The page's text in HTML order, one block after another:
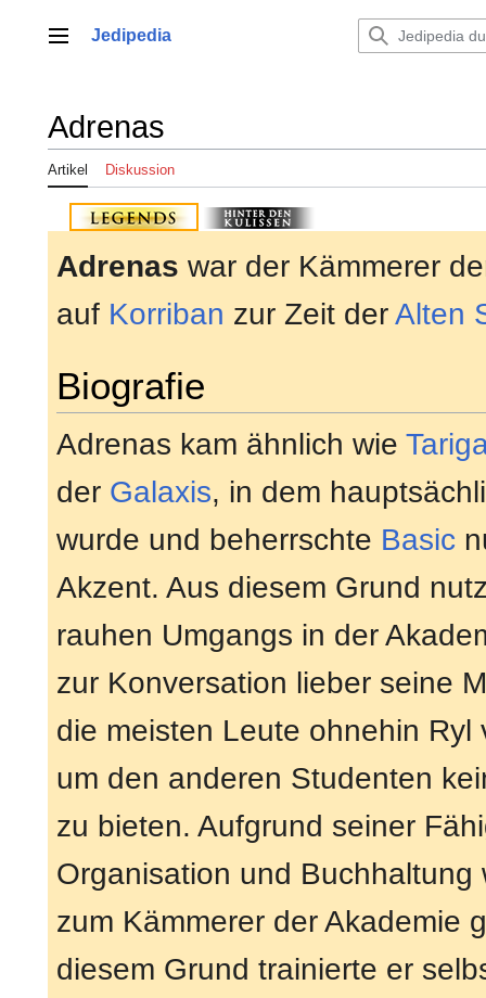
springenHauptmenü
Jedipedia
Adrenas
Artikel Diskussion
Adrenas war der Kämmerer
auf Korriban zur Zeit derAlten
Biografie
Adrenas kam ähnlich wie
der Galaxis, in dem
wurde und beherrschte Basic
Akzent. Aus diesem Grund
rauhen Umgangs in der
zur Konversation lieber seine
die meisten Leute ohnehin Ryl
um den anderen Studenten
zu bieten. Aufgrund seiner
Organisation und Buchhaltung
zum Kämmerer der Akademie
diesem Grund trainierte er